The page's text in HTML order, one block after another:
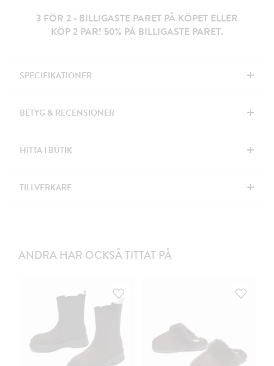
3 FÖR 2 - BILLIGASTE PARET PÅ KÖPET ELLER
KÖP 2 PAR! 50% PÅ BILLIGASTE PARET.
SPECIFIKATIONER +
BETYG & RECENSIONER +
HITTA I BUTIK +
TILLVERKARE +
ANDRA HAR OCKSÅ TITTAT PÅ